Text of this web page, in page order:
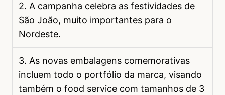
2. A campanha celebra as festividades de
São João, muito importantes para o
Nordeste.
3. As novas embalagens comemorativas
incluem todo o portfólio da marca, visando
também o food service com tamanhos de 3